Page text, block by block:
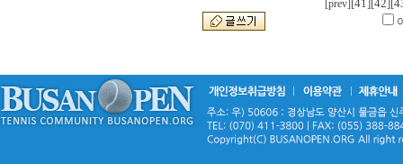
[prev] [41] [42]